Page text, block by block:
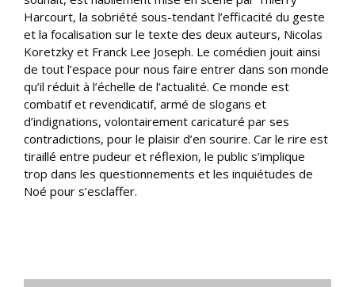
Harcourt, la sobriété sous-tendant l’efficacité du geste
et la focalisation sur le texte des deux auteurs, Nicolas
Koretzky et Franck Lee Joseph. Le comédien jouit ainsi
de tout l’espace pour nous faire entrer dans son monde
qu’il réduit à l’échelle de l’actualité. Ce monde est
combatif et revendicatif, armé de slogans et
d’indignations, volontairement caricaturé par ses
contradictions, pour le plaisir d’en sourire. Car le rire est
tiraillé entre pudeur et réflexion, le public s’implique
trop dans les questionnements et les inquiétudes de
Noé pour s’esclaffer.